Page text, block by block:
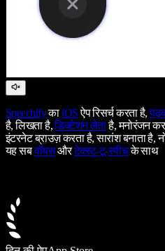
SpeechifyकाiOSऐप रिसर्च करता है,
है, लिखता है,डिक्टेशन लेताहै, मनोरंजन
इंटरनेट ब्राउज़ करता है, सारांश बनाता
यह सबवॉयसऔरटेक्स्ट-टू-स्पीचके साथ